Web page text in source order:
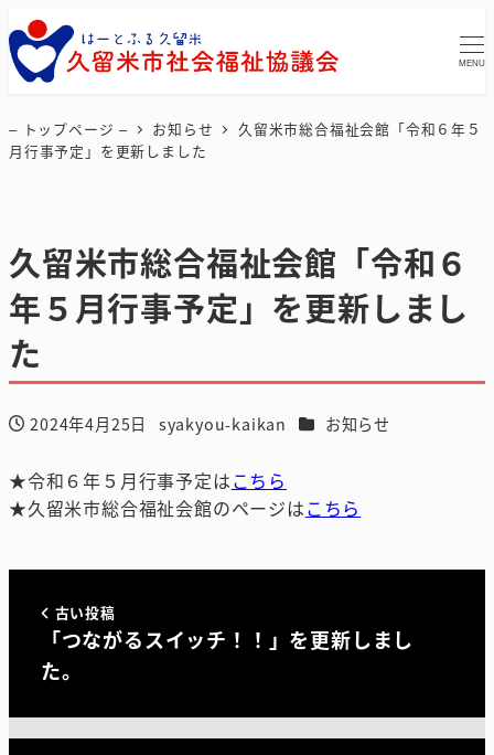
MENU
– トップページ – お知らせ
久留米市総合福祉会館「令和６年５
月行事予定」を更新しました
久留米市総合福祉会館「令和６
年５月行事予定」を更新しまし
た
投稿日
2024年4月25日
著
syakyou-kaikan カテゴリー
お知らせ
★令和６年５月行事予定はこちら
★久留米市総合福祉会館のページはこちら
古い投稿
「つながるスイッチ！！」を更新しまし
た。